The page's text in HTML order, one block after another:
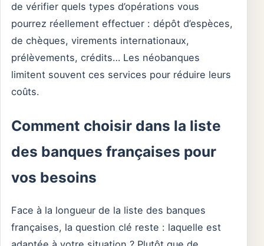
de vérifier quels types d’opérations vous
pourrez réellement effectuer : dépôt d’espèces,
de chèques, virements internationaux,
prélèvements, crédits… Les néobanques
limitent souvent ces services pour réduire leurs
coûts.
Comment choisir dans la liste
des banques françaises pour
vos besoins
Face à la longueur de la liste des banques
françaises, la question clé reste : laquelle est